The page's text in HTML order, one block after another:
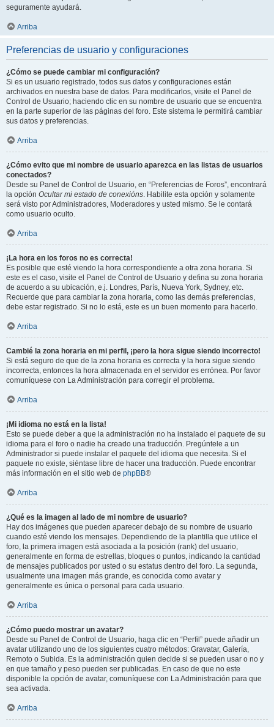
seguramente ayudará.
Arriba
Preferencias de usuario y configuraciones
¿Cómo se puede cambiar mi configuración?
Si es un usuario registrado, todos sus datos y configuraciones están
archivados en nuestra base de datos. Para modificarlos, visite el Panel de
Control de Usuario; haciendo clic en su nombre de usuario que se encuentra
en la parte superior de las páginas del foro. Este sistema le permitirá cambiar
sus datos y preferencias.
Arriba
¿Cómo evito que mi nombre de usuario aparezca en las listas de usuarios
conectados?
Desde su Panel de Control de Usuario, en “Preferencias de Foros”, encontrará
la opción Ocultar mi estado de conexións. Habilite esta opción y solamente
será visto por Administradores, Moderadores y usted mismo. Se le contará
como usuario oculto.
Arriba
¡La hora en los foros no es correcta!
Es posible que esté viendo la hora correspondiente a otra zona horaria. Si
este es el caso, visite el Panel de Control de Usuario y defina su zona horaria
de acuerdo a su ubicación, e.j. Londres, París, Nueva York, Sydney, etc.
Recuerde que para cambiar la zona horaria, como las demás preferencias,
debe estar registrado. Si no lo está, este es un buen momento para hacerlo.
Arriba
Cambié la zona horaria en mi perfil, ¡pero la hora sigue siendo incorrecto!
Si está seguro de que de la zona horaria es correcta y la hora sigue siendo
incorrecta, entonces la hora almacenada en el servidor es errónea. Por favor
comuníquese con La Administración para corregir el problema.
Arriba
¡Mi idioma no está en la lista!
Esto se puede deber a que la administración no ha instalado el paquete de su
idioma para el foro o nadie ha creado una traducción. Pregúntele a un
Administrador si puede instalar el paquete del idioma que necesita. Si el
paquete no existe, siéntase libre de hacer una traducción. Puede encontrar
más información en el sitio web de phpBB®
Arriba
¿Qué es la imagen al lado de mi nombre de usuario?
Hay dos imágenes que pueden aparecer debajo de su nombre de usuario
cuando esté viendo los mensajes. Dependiendo de la plantilla que utilice el
foro, la primera imagen está asociada a la posición (rank) del usuario,
generalmente en forma de estrellas, bloques o puntos, indicando la cantidad
de mensajes publicados por usted o su estatus dentro del foro. La segunda,
usualmente una imagen más grande, es conocida como avatar y
generalmente es única o personal para cada usuario.
Arriba
¿Cómo puedo mostrar un avatar?
Desde su Panel de Control de Usuario, haga clic en “Perfil” puede añadir un
avatar utilizando uno de los siguientes cuatro métodos: Gravatar, Galería,
Remoto o Subida. Es la administración quien decide si se pueden usar o no y
en que tamaño y peso pueden ser publicadas. En caso de que no este
disponible la opción de avatar, comuníquese con La Administración para que
sea activada.
Arriba